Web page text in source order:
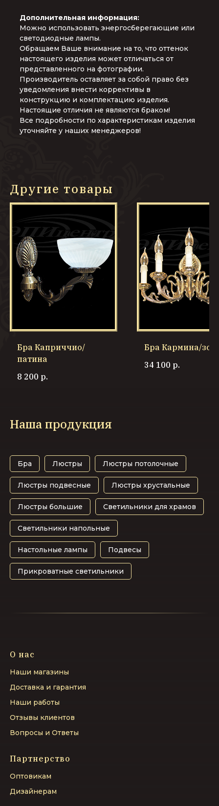
Дополнительная информация:
Можно использовать энергосберегающие или
светодиодные лампы.
Обращаем Ваше внимание на то, что оттенок
настоящего изделия может отличаться от
представленного на фотографии.
Производитель оставляет за собой право без
уведомления внести коррективы в
конструкцию и комплектацию изделия.
Настоящие отличия не являются браком!
Все подробности по характеристикам изделия
уточняйте у наших менеджеров!
Другие товары
Бра Каприччио/
патина
8 200 р.
Бра Кармина/
34 100 р.
Наша продукция
Бра Люстры Люстры потолочные
Люстры подвесные Люстры хрустальные
Люстры большие Светильники для храмов
Светильники напольные
Настольные лампы Подвесы
Прикроватные светильники
О нас
Наши магазины
Доставка и гарантия
Наши работы
Отзывы клиентов
Вопросы и Ответы
Партнерство
Оптовикам
Дизайнерам